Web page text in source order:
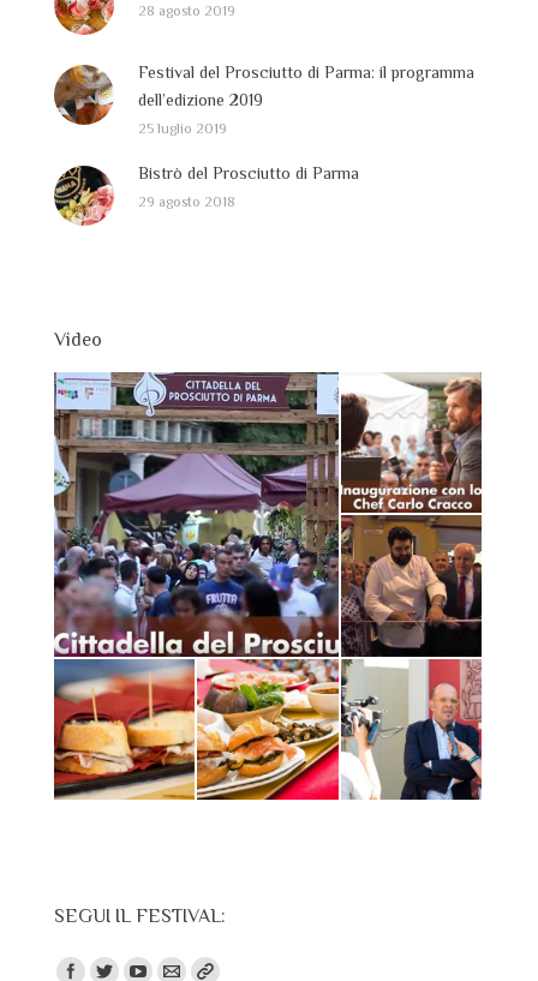
28 agosto 2019
Festival del Prosciutto di Parma: il programma
dell’edizione 2019
25 luglio 2019
Bistrò del Prosciutto di Parma
29 agosto 2018
Video
SEGUI IL FESTIVAL:
Trovaci su: